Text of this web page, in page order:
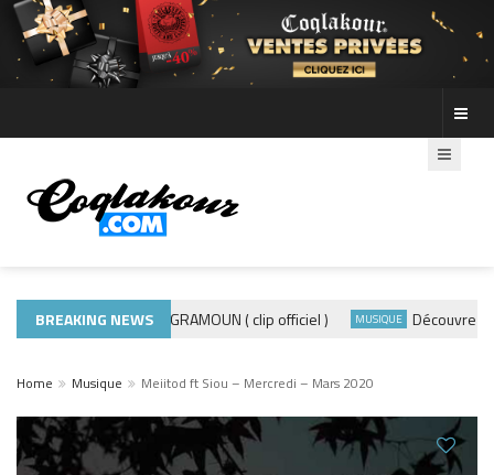
BREAKING NEWS
ACTUALITÉS ADE440 – GRAMOUN ( clip officiel ) MUSIQUE Découvre les
Home Musique Meiitod ft Siou – Mercredi – Mars 2020